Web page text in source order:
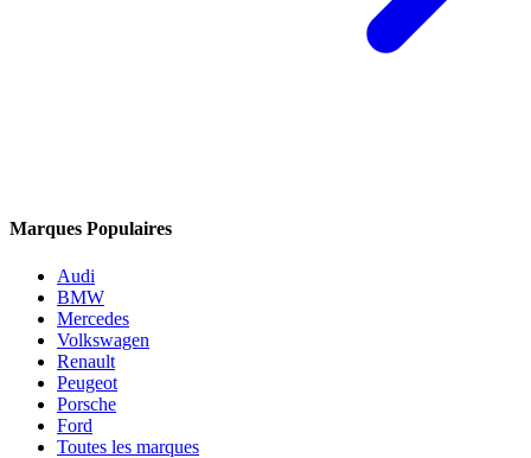
Marques Populaires
Audi
BMW
Mercedes
Volkswagen
Renault
Peugeot
Porsche
Ford
Toutes les marques